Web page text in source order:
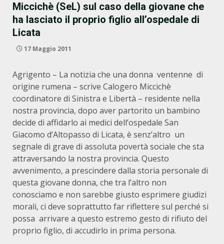
Miccichè (SeL) sul caso della giovane che
ha lasciato il proprio figlio all’ospedale di
Licata
17 Maggio 2011
Agrigento – La notizia che una donna ventenne di
origine rumena – scrive Calogero Miccichè
coordinatore di Sinistra e Libertà – residente nella
nostra provincia, dopo aver partorito un bambino
decide di affidarlo ai medici dell’ospedale San
Giacomo d’Altopasso di Licata, è senz’altro un
segnale di grave di assoluta povertà sociale che sta
attraversando la nostra provincia. Questo
avvenimento, a prescindere dalla storia personale di
questa giovane donna, che tra l’altro non
conosciamo e non sarebbe giusto esprimere giudizi
morali, ci deve soprattutto far riflettere sul perché si
possa arrivare a questo estremo gesto di rifiuto del
proprio figlio, di accudirlo in prima persona.